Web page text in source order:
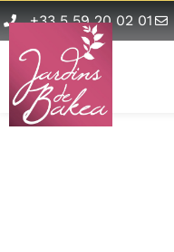
+33 5 59 20 02 01